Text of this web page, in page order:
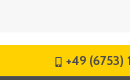
+49 (6753)